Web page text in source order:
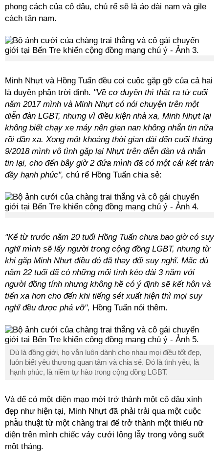
phong cách của cô dâu, chú rể sẽ là áo dài nam và gile
cách tân nam.
Minh Nhựt và Hồng Tuấn đều coi cuộc gặp gỡ của cả hai
là duyên phận trời định. "Về cơ duyên thì thật ra từ cuối
năm 2017 mình và Minh Nhựt có nói chuyện trên một
diễn đàn LGBT, nhưng vì điều kiện nhà xa, Minh Nhựt lại
không biết chạy xe máy nên gian nan không nhắn tin nữa
rồi dần xa. Xong một khoảng thời gian dài đến cuối tháng
9/2018 mình vô tình gặp lại Nhựt trên diễn đàn và nhắn
tin lại, cho đến bây giờ 2 đứa mình đã có một cái kết tràn
đầy hạnh phúc", chú rể Hồng Tuấn chia sẻ:
"Kể từ trước năm 20 tuổi Hồng Tuấn chưa bao giờ có suy
nghĩ mình sẽ lấy người trong cộng đồng LGBT, nhưng từ
khi gặp Minh Nhựt điều đó đã thay đổi suy nghĩ. Mặc dù
năm 22 tuổi đã có những mối tình kéo dài 3 năm với
người đồng tính nhưng không hề có ý định sẽ kết hôn và
tiến xa hơn cho đến khi tiếng sét xuất hiện thì mọi suy
nghĩ đều được phá vỡ", Hồng Tuấn nói thêm.
Dù là đồng giới, họ vẫn luôn dành cho nhau mọi điều tốt đẹp,
luôn biết yêu thương quan tâm và chia sẻ. Đó là tình yêu, là
hạnh phúc, là niềm tự hào trong cộng đồng LGBT.
Và để có một diện mạo mới trở thành một cô dâu xinh
đẹp như hiện tại, Minh Nhựt đã phải trải qua một cuộc
phẫu thuật từ một chàng trai để trở thành một thiếu nữ
diện trên mình chiếc váy cưới lộng lẫy trong vòng suốt
một tháng.